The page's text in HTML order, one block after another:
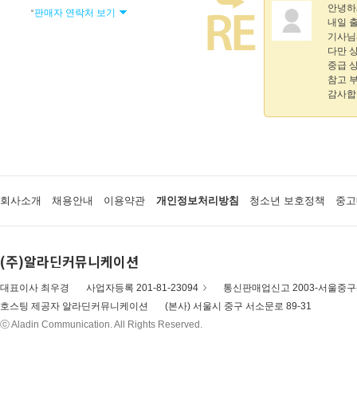
판매자 연락처 보기
안녕
내일
기사
다만
중급
참고
감사
회사소개 채용안내 이용약관 개인정보처리방침 청소년 보호정책 중
(주)알라딘커뮤니케이션
대표이사 최우경 사업자등록 201-81-23094
통신판매업신고 2003-서울중
호스팅 제공자 알라딘커뮤니케이션
(본사) 서울시 중구 서소문로 89-31
ⓒ Aladin Communication. All Rights Reserved.